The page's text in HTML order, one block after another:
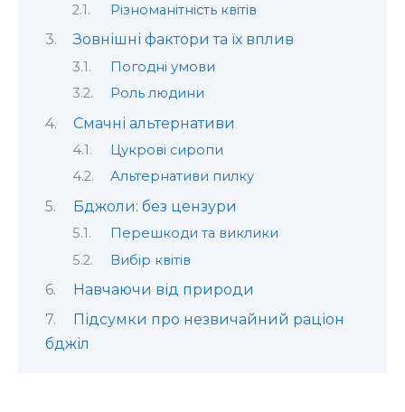
Різноманітність квітів
Зовнішні фактори та їх вплив
Погодні умови
Роль людини
Смачні альтернативи
Цукрові сиропи
Альтернативи пилку
Бджоли: без цензури
Перешкоди та виклики
Вибір квітів
Навчаючи від природи
Підсумки про незвичайний раціон
бджіл